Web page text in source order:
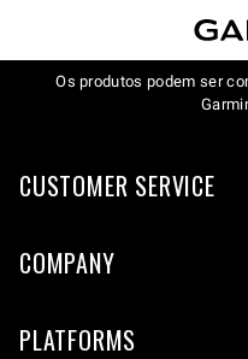
Os produtos podem ser
CUSTOMER SERVICE
COMPANY
PLATFORMS